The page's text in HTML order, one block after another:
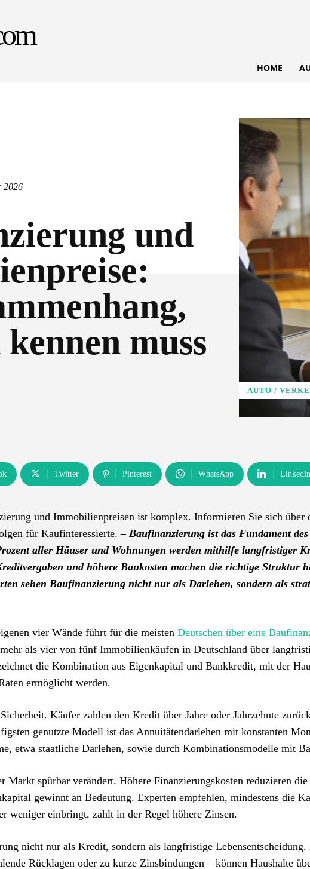
HOME
2026
und
muss
AUTO /
Twitter Pinterest WhatsApp Linkedin
und Immobilienpreisen ist komplex. Informieren Sie sich über
für Kaufinteressierte. – Baufinanzierung ist das Fundament des
aller Häuser und Wohnungen werden mithilfe langfristiger
und höhere Baukosten machen die richtige Struktur
sehen Baufinanzierung nicht nur als Darlehen, sondern als
vier Wände führt für die meisten Deutschen über eine
als vier von fünf Immobilienkäufen in Deutschland über
die Kombination aus Eigenkapital und Bankkredit, mit der
ermöglicht werden.
Käufer zahlen den Kredit über Jahre oder Jahrzehnte
genutzte Modell ist das Annuitätendarlehen mit konstanten
etwa staatliche Darlehen, sowie durch Kombinationsmodelle mit
Markt spürbar verändert. Höhere Finanzierungskosten reduzieren
gewinnt an Bedeutung. Experten empfehlen, mindestens die
weniger einbringt, zahlt in der Regel höhere Zinsen.
nicht nur als Kredit, sondern als langfristige
Rücklagen oder zu kurze Zinsbindungen – können Haushalte